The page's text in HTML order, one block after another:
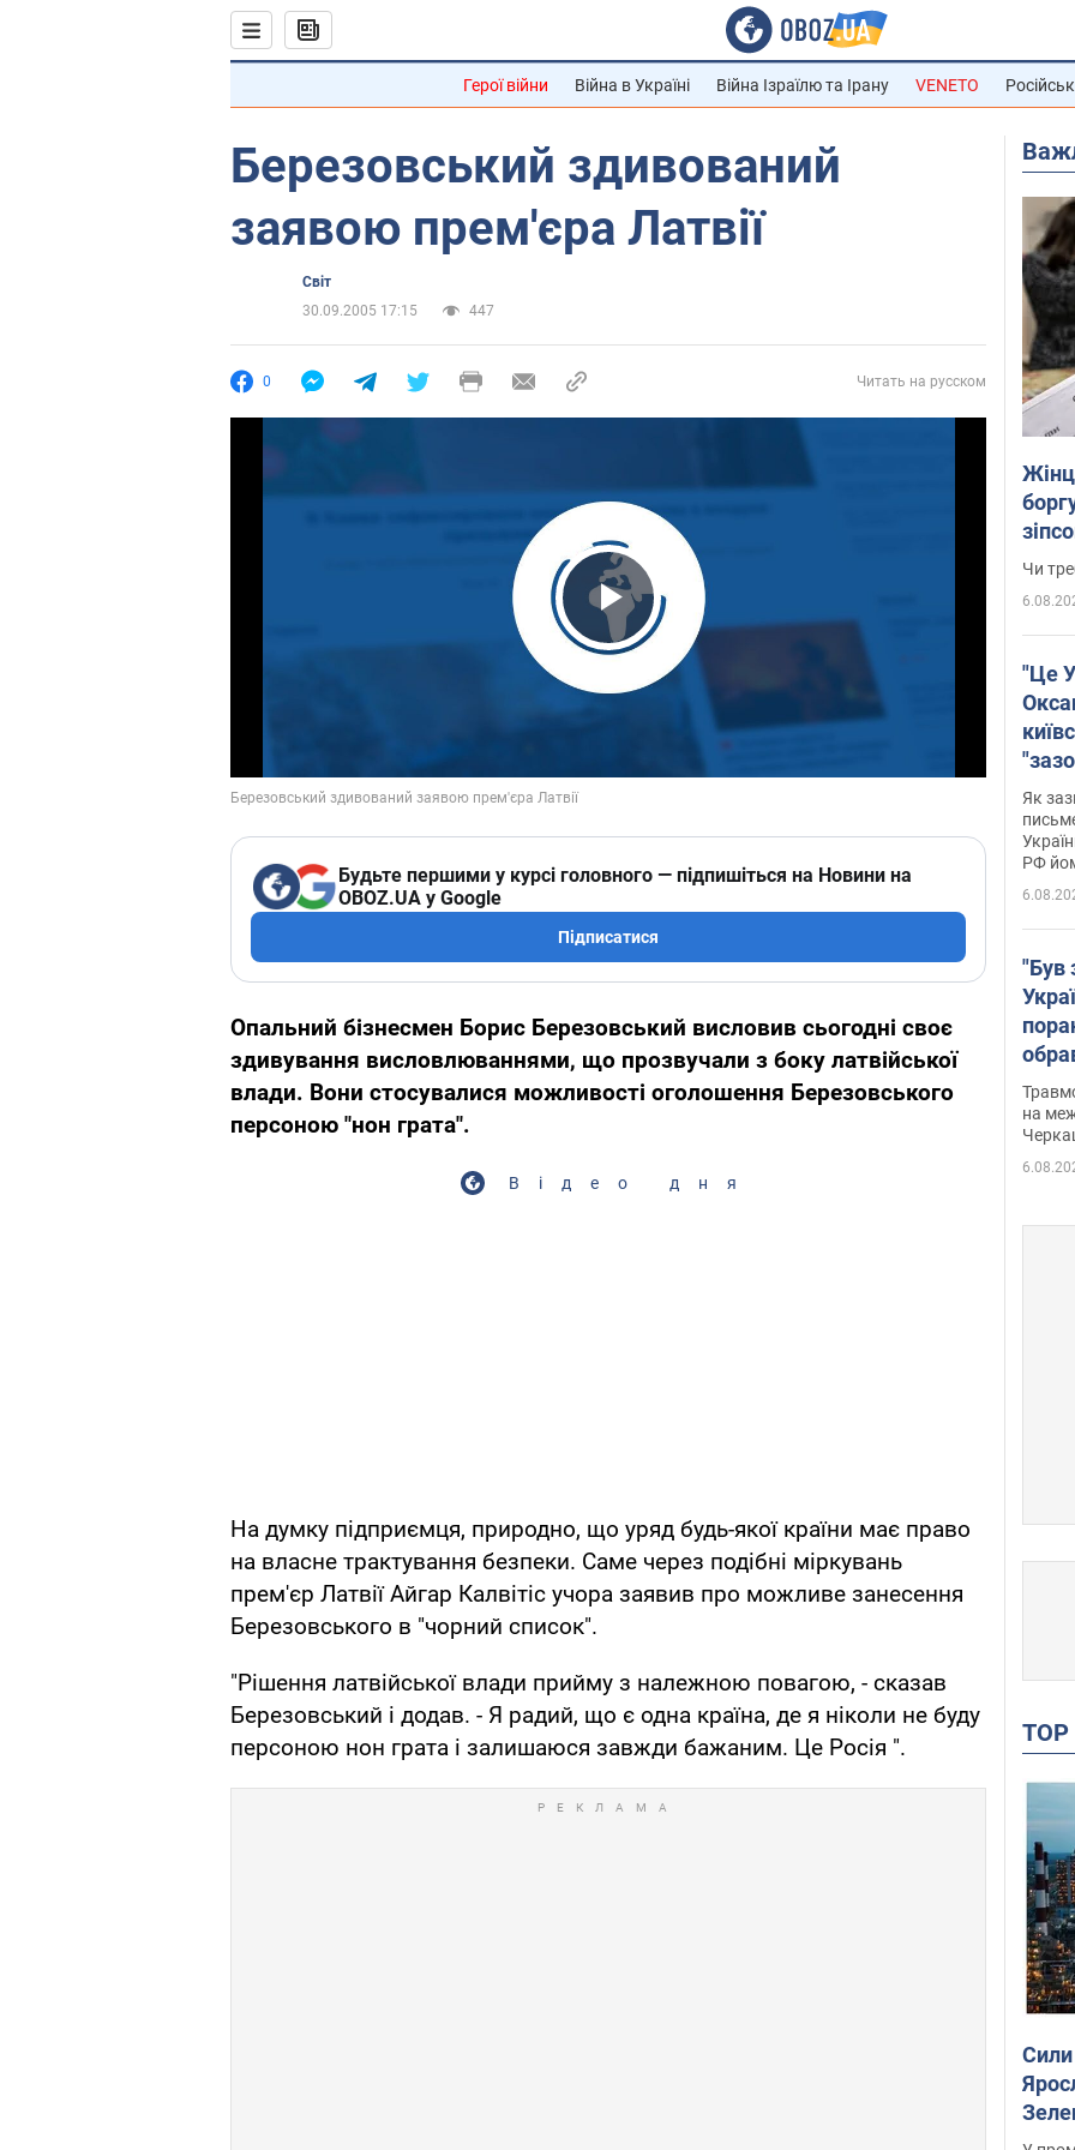
Герої війни Війна в Україні Війна Ізраїлю та Ірану VENETO
Березовський здивований
заявою прем'єра Латвії
Світ
30.09.2005 17:15
447
0 Читать на русском
Play Video
Будьте першими у курсі головного — підпишіться на Новини на
OBOZ.UA у Google
Підписатися
Опальний бізнесмен Борис Березовський висловив сьогодні своє
здивування висловлюваннями, що прозвучали з боку латвійської
влади. Вони стосувалися можливості оголошення Березовського
персоною "нон грата".
Відео дня
На думку підприємця, природно, що уряд будь-якої країни має право
на власне трактування безпеки. Саме через подібні міркувань
прем'єр Латвії Айгар Калвітіс учора заявив про можливе занесення
Березовського в "чорний список".
"Рішення латвійської влади прийму з належною повагою, - сказав
Березовський і додав. - Я радий, що є одна країна, де я ніколи не буду
персоною нон грата і залишаюся завжди бажаним. Це Росія ".
Чи
"Це
Як
РФ
"Був
Фото
на